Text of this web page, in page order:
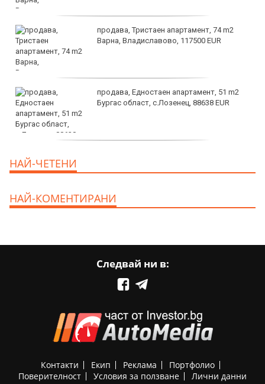
продава, Тристаен апартамент, 74 m2
Варна, Владиславово, 117500 EUR
продава, Едностаен апартамент, 51 m2
Бургас област, с.Лозенец, 88638 EUR
EUR
НАЙ-ЧЕТЕНИ
НАЙ-КОМЕНТИРАНИ
Следвай ни в:
Контакти Екип Реклама
Портфолио
Поверителност
Условия за ползване Лични данни